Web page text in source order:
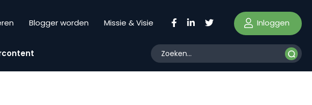
Blogger worden Missie & Visie Inloggen